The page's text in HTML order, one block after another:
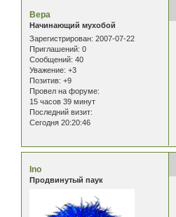
Вера
Начинающий мухобой
Зарегистрирован: 2007-07-22
Приглашений: 0
Сообщений: 40
Уважение: +3
Позитив: +9
Провел на форуме:
15 часов 39 минут
Последний визит:
Сегодня 20:20:46
Ino
Продвинутый паук